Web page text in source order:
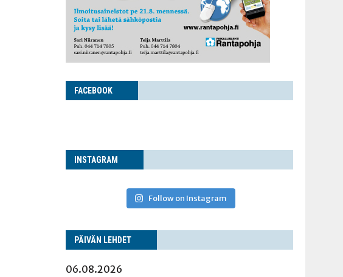
FACE­BOOK
INS­TA­GRAM
Follow on Instagram
PÄI­VÄN LEHDET
06.08.2026